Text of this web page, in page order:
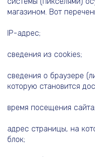
магазином. Вот
IP-адрес;
сведения из cookies;
сведения о браузере
которую становится
время посещения сайта;
адрес страницы, на
блок;